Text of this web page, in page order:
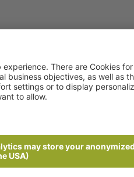
di Lagundo è
rampe. Sono